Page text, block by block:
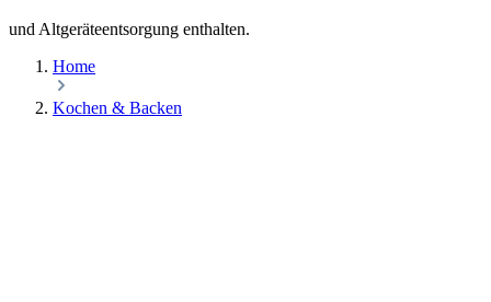
und Altgeräteentsorgung enthalten.
Home
Kochen & Backen